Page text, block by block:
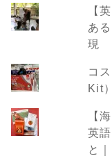
【
あ
現
コ
Kit
【
英
と